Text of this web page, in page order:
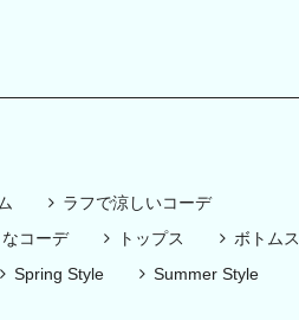
ラフで涼しいコーデ
コーデ トップス
ボトムス
Spring Style
Summer Style